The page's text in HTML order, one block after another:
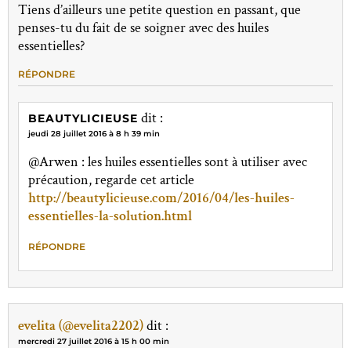
Tiens d’ailleurs une petite question en passant, que
penses-tu du fait de se soigner avec des huiles
essentielles?
RÉPONDRE
BEAUTYLICIEUSE dit :
jeudi 28 juillet 2016 à 8 h 39 min
@Arwen : les huiles essentielles sont à utiliser avec
précaution, regarde cet article
http://beautylicieuse.com/2016/04/les-huiles-
essentielles-la-solution.html
RÉPONDRE
evelita (@evelita2202)dit :
mercredi 27 juillet 2016 à 15 h 00 min